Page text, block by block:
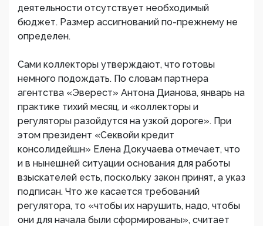
деятельности отсутствует необходимый
бюджет. Размер ассигнований по-прежнему не
определен.
Сами коллекторы утверждают, что готовы
немного подождать. По словам партнера
агентства «Эверест» Антона Дианова, январь на
практике тихий месяц, и «коллекторы и
регуляторы разойдутся на узкой дороге». При
этом президент «Секвойи кредит
консолидейшн» Елена Докучаева отмечает, что
и в нынешней ситуации основания для работы
взыскателей есть, поскольку закон принят, а указ
подписан. Что же касается требований
регулятора, то «чтобы их нарушить, надо, чтобы
они для начала были сформированы», считает